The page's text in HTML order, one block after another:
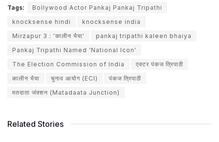
Tags:
Bollywood Actor Pankaj Pankaj Tripathi
knocksense hindi
knocksense india
Mirzapur 3 : 'कालीन भैया'
pankaj tripathi kaleen bhaiya
Pankaj Tripathi Named ‘National Icon'
The Election Commission of India
एक्टर पंकज त्रिपाठी
कालीन भैया
चुनाव आयोग (ECI)
पंकज त्रिपाठी
मतदाता जंक्शन (Matadaata Junction)
Related Stories